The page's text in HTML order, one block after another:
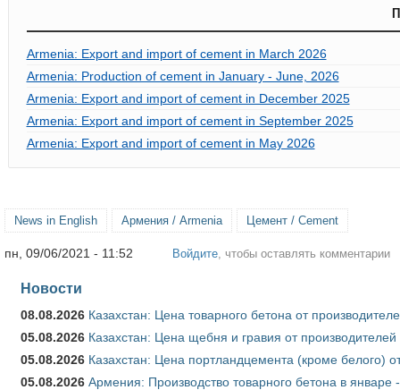
Armenia: Export and import of cement in March 2026
Armenia: Production of cement in January - June, 2026
Armenia: Export and import of cement in December 2025
Armenia: Export and import of cement in September 2025
Armenia: Export and import of cement in May 2026
News in English Армения / Armenia Цемент / Cement
пн, 09/06/2021 - 11:52 Войдите , чтобы оставлять комментарии
Новости
08.08.2026 Казахстан: Цена товарного бетона от
05.08.2026 Казахстан: Цена щебня и гравия от
05.08.2026 Казахстан: Цена портландцемента (кроме белого)
05.08.2026 Армения: Производство товарного бетона в январе